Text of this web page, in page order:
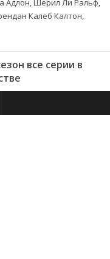
Адлон, Шерил Ли Ральф,
Калеб Калтон,
все серии в